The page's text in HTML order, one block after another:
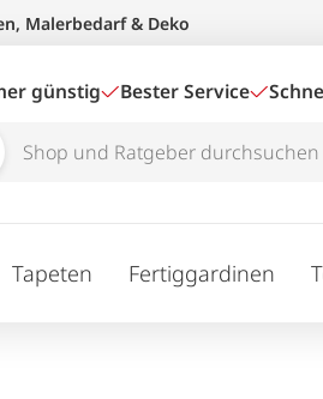
Malerbedarf & Deko
günstig Bester Service
Tapeten Fertiggardinen